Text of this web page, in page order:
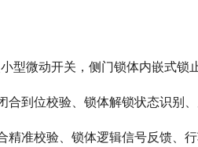
型微动开关，侧门锁体内嵌式锁
合到位校验、锁体解锁状态识别
精准校验、锁体逻辑信号反馈、